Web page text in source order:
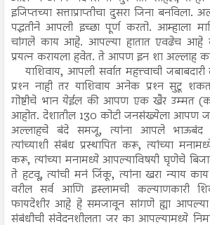
इजिप्तच्या सत्ताप्राप्तीचा दुसरा जिना बनविला.
पद्धतीने आपली इच्छा पूर्ण करतो. आम्हाला
चांगले काय आहे. आपल्या हातात एवढेच
प्रयत्न करायला हवेत. ते आपण इन शा अल्लाह
याशिवाय, आपली सर्वात महत्त्वाची
प्रश्‍न नाही तर याशिवाय अनेक प्रश्‍न सुटू
गोष्टीचे भान येईल की आपण एक खैर उम्मत
आहोत. देशातील 130 कोटी जनसंख्येला आपण
अल्लाहचे बंदे समजू, त्यांना आपले भाऊबंद
त्यांच्याशी संबंध प्रस्थापित करू, त्यांच्या
करू, त्यांच्या मनामध्ये आपल्याविषयी घृणेचे
ते हटवू, त्यांची मनं जिंकू, त्यांना खरा न्याय
वरील सर्व आणि इस्लामची कल्याणकारी
फायदेशीर आहे हे समजावून सांगणे ह्या आपल्या
संबंधीची संवेदनशीलता जर का आपल्यामध्ये